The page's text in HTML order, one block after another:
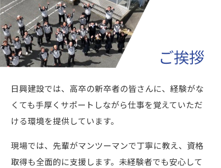
ご挨拶
日興建設では、高卒の新卒者の皆さんに、経験がな
くても手厚くサポートしながら仕事を覚えていただ
ける環境を提供しています。
現場では、先輩がマンツーマンで丁寧に教え、資格
取得も全面的に支援します。未経験者でも安心して